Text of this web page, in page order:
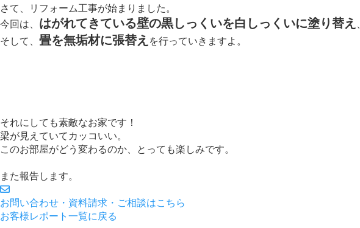
さて、リフォーム工事が始まりました。
今回は、 はがれてきている壁の黒しっくいを白しっくいに塗り替え 、
そして、 畳を無垢材に張替え を行っていきますよ。
それにしても素敵なお家です！
梁が見えていてカッコいい。
このお部屋がどう変わるのか、とっても楽しみです。
また報告します。
お問い合わせ・資料請求・ご相談はこちら
お客様レポート一覧に戻る